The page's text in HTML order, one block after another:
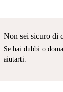
Non sei sicuro di
Se hai dubbi o
aiutarti.